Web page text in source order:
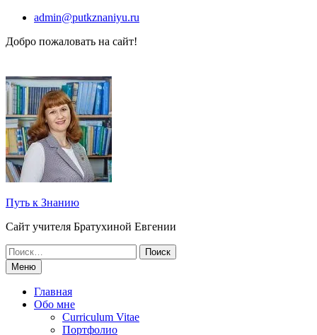
Перейти
содержимому
admin@putkznaniyu.ru
Добро пожаловать на сайт!
Путь к Знанию
Сайт учителя Братухиной Евгении
Поиск
по:Меню
Главная
Обо мне
Curriculum Vitae
Портфолио